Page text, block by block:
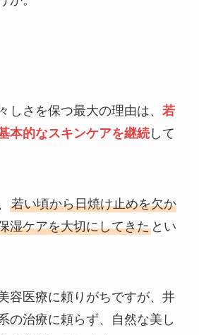
しさを保つ最大の理由は、 若
本的なスキンケアを継続して
若い頃から日焼け止めを欠か
湿ケアを大切にしてきたとい
容医療に頼りがちですが、井
の治療に頼らず、自然な美し